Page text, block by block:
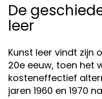
De
leer
Kunst leer vindt zijn
20e eeuw, toen het
kosteneffectief
jaren 1960 en 1970